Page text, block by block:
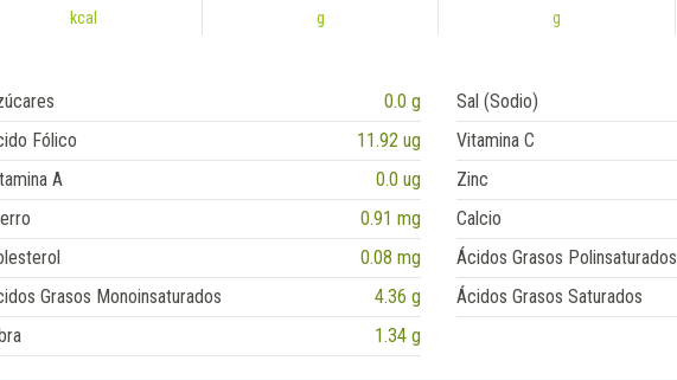
kcal g g
0.0 g Sal (Sodio)
Fólico
11.92 ug Vitamina C
A
0.0 ug Zinc
0.91 mg Calcio
0.08 mg Ácidos Grasos Polinsaturados
Grasos Monoinsaturados
4.36 g Ácidos Grasos Saturados
1.34 g